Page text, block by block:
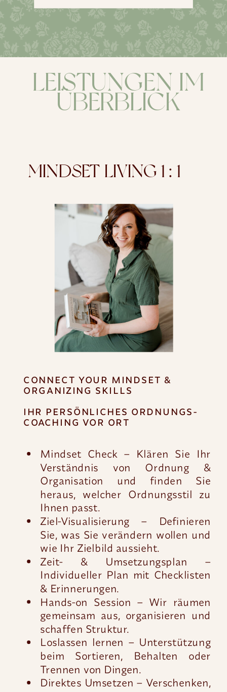
LEISTUNGEN IM
ÜBERBLICK
CONNECT YOUR MINDSET &
ORGANIZING SKILLS
IHR PERSÖNLICHES ORDNUNGS-
COACHING VOR ORT
MINDSET LIVING 1 : 1
Mindset Check – Klären Sie Ihr
Verständnis von Ordnung &
Organisation und finden Sie
heraus, welcher Ordnungsstil zu
Ihnen passt.
Ziel-Visualisierung – Definieren
Sie, was Sie verändern wollen und
wie Ihr Zielbild aussieht.
Zeit- & Umsetzungsplan –
Individueller Plan mit Checklisten
& Erinnerungen.
Hands-on Session – Wir räumen
gemeinsam aus, organisieren und
schaffen Struktur.
Loslassen lernen – Unterstützung
beim Sortieren, Behalten oder
Trennen von Dingen.
Direktes Umsetzen – Verschenken,